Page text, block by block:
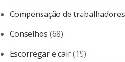
Compensação de trabalhadores
Conselhos (68)
Escorregar e cair(19)